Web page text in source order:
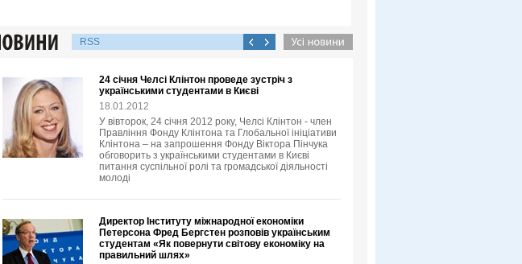
RSS
24 січня Челсі Клінтон проведе зустріч з
українськими студентами в Києві
18.01.2012
У вівторок, 24 січня 2012 року, Челсі Клінтон - член
Правління Фонду Клінтона та Глобальної ініціативи
Клінтона – на запрошення Фонду Віктора Пінчука
обговорить з українськими студентами в Києві
питання суспільної ролі та громадської діяльності
молоді
Директор Інституту міжнародної економіки
Петерсона Фред Бергстен розповів українським
студентам «Як повернути світову економіку на
правильний шлях»